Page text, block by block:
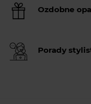
Ozdobne
Porady